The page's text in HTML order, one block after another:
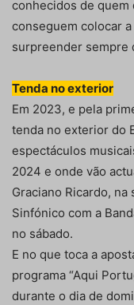
conhecidos de quem
conseguem colocar
surpreender sempre
Tenda no exterior
Em 2023, e pela
tenda no exterior do
espectáculos
2024 e onde vão
Graciano Ricardo,
Sinfónico com a
no sábado.
E no que toca a
programa “Aqui
durante o dia de